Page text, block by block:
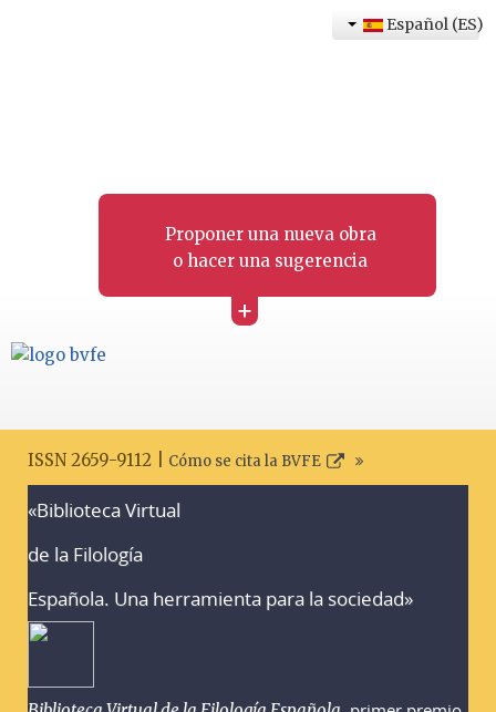
Proponer una nueva obra
o hacer una sugerencia
+
Español (ES)
ISSN 2659-9112 | Cómo se cita la BVFE
«Biblioteca Virtual
de la Filología
Española. Una herramienta para la sociedad»